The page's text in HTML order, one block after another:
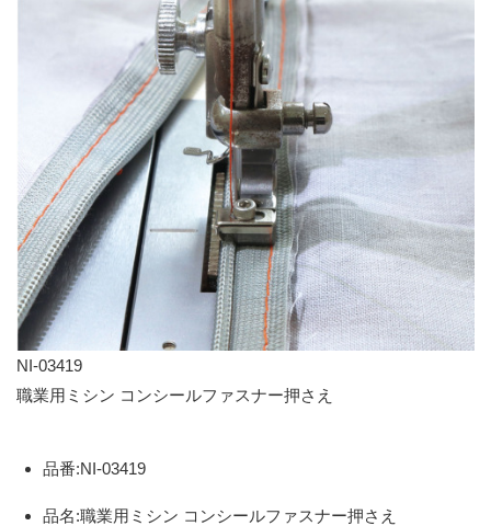
NI-03419
職業用ミシン コンシールファスナー押さえ
品番:NI-03419
品名:職業用ミシン コンシールファスナー押さえ